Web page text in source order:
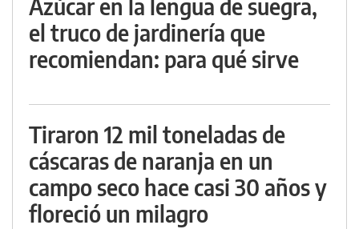
Azúcar en la lengua de suegra,
el truco de jardinería que
recomiendan: para qué sirve
Tiraron 12 mil toneladas de
cáscaras de naranja en un
campo seco hace casi 30 años y
floreció un milagro